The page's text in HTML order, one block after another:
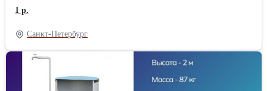
цемента из цементовоза, хранения и подачи его в
бетоносмесительные установки. Гарантия 12 месяцев. Цена
договорная.
1 р.
Санкт-Петербург